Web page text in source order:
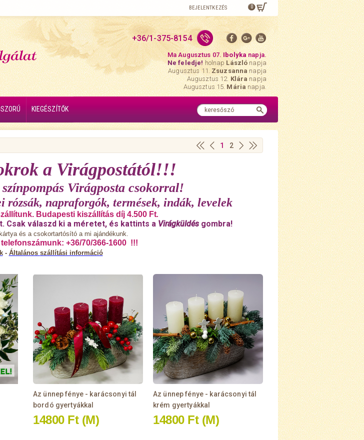
BEJELENTKEZÉS 0
+36/1-375-8154
Ma Augusztus 07.Ibolyka napja.
Ne feledje! holnap Lászlónapja
Augusztus 11. Zsuzsannanapja
Augusztus 12.Kláranapja
Augusztus 15.Mária napja.
KIEGÉSZÍTŐK
1 2
a Virágpostától!!!
színpompás Virágposta csokorral!
rózsák, napraforgók, termések, indák, levelek
Budapesti kiszállítás díj 4.500 Ft.
válaszd ki a méretet, és kattints a Virágküldés gombra!
és a csokortartósító a mi ajándékunk.
+36/70/366-1600 !!!
- Általános szállítási információ
Az ünnep fénye - karácsonyi tál
bordó gyertyákkal
14800 Ft (M)
Az ünnep fénye - karácsonyi tál
krém gyertyákkal
14800 Ft (M)